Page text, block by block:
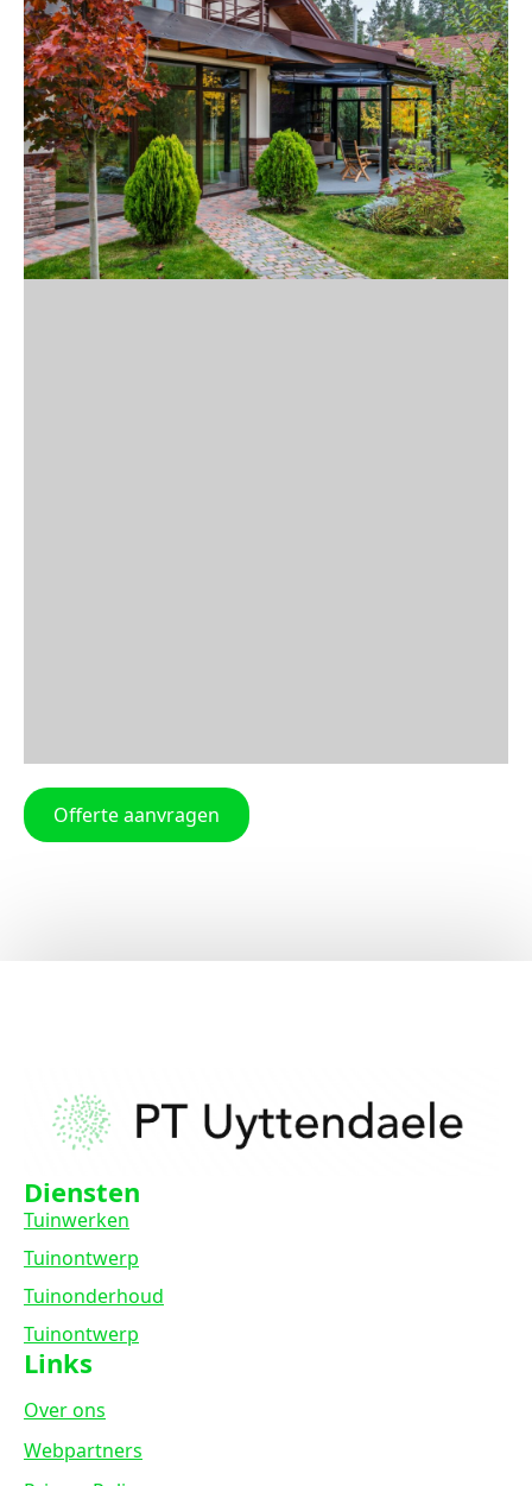
Offerte aanvragen
Diensten
Tuinwerken
Tuinontwerp
Tuinonderhoud
Tuinontwerp
Links
Over ons
Webpartners